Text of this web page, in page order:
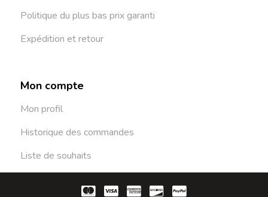
Politique du plus bas prix garanti
Expédition et retour
Mon compte
Mon profil
Historique des commandes
Liste de souhaits